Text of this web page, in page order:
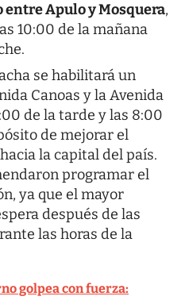
Apulo y Mosquera,
10:00 de la mañana
se habilitará un
Canoas y la Avenida
de la tarde y las 8:00
de mejorar el
la capital del país.
programar el
ya que el mayor
después de las
las horas de la
golpea con fuerza: